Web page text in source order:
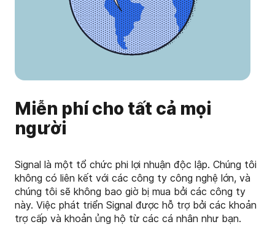
Miễn phí cho tất cả mọi
người
Signal là một tổ chức phi lợi nhuận độc lập. Chúng tôi
không có liên kết với các công ty công nghệ lớn, và
chúng tôi sẽ không bao giờ bị mua bởi các công ty
này. Việc phát triển Signal được hỗ trợ bởi các khoản
trợ cấp và khoản ủng hộ từ các cá nhân như bạn.